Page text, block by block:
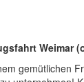
Weimar
gemütlichen